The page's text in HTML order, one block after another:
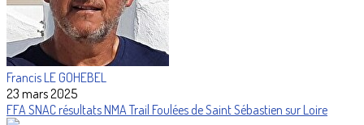
Francis LE GOHEBEL
23 mars 2025
FFASNACrésultatsNMATrail Foulées de Saint Sébastien sur Loire